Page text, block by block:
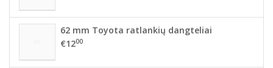
62 mm Toyota ratlankių dangteliai
€1200